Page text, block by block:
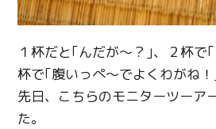
１杯だと｢んだが～？｣、２杯で
杯で｢腹いっぺ～でよくわがね！
先日、こちらのモニターツーア
た。